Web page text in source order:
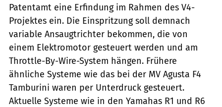
Patentamt eine Erfindung im Rahmen des V4-
Projektes ein. Die Einspritzung soll demnach
variable Ansaugtrichter bekommen, die von
einem Elektromotor gesteuert werden und am
Throttle-By-Wire-System hängen. Frühere
ähnliche Systeme wie das bei der MV Agusta F4
Tamburini waren per Unterdruck gesteuert.
Aktuelle Systeme wie in den Yamahas R1 und R6